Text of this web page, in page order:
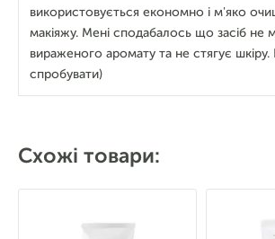
Схожі товари:
використовується економно і м'яко
макіяжу. Мені сподабалось що засіб не
вираженого аромату та не стягує
спробувати)